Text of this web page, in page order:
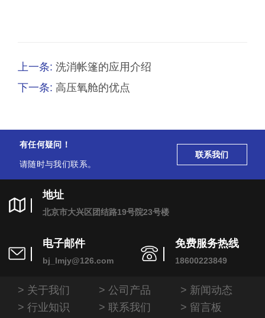
上一条: 洗消帐篷的应用介绍
下一条: ​高压氧舱的优点
有任何疑问！
请随时与我们联系。
联系我们
地址
北京市大兴区团结路19号院23号楼
电子邮件
bj_lmjy@126.com
免费服务热线
18600223849
关于我们 公司产品
新闻动态
行业知识
联系我们 留言板